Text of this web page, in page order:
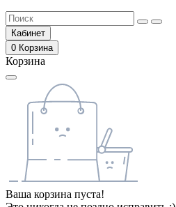
Кабинет
0 Корзина
Корзина
Ваша корзина пуста!